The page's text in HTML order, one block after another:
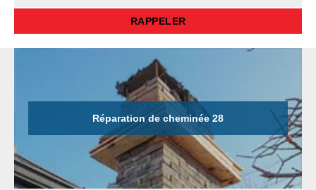
Réparation de cheminée 28